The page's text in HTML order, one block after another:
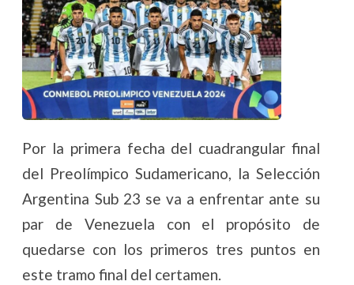
Por la primera fecha del cuadrangular final
del Preolímpico Sudamericano, la Selección
Argentina Sub 23 se va a enfrentar ante su
par de Venezuela con el propósito de
quedarse con los primeros tres puntos en
este tramo final del certamen.